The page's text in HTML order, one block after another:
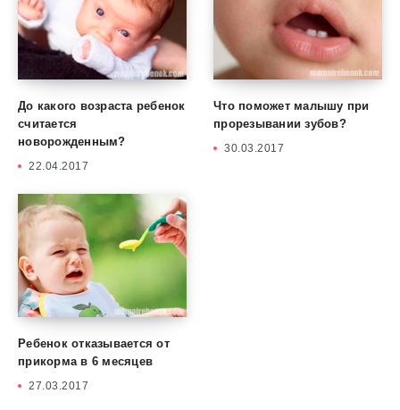
До какого возраста ребенок
считается
новорожденным?
22.04.2017
Что поможет малышу при
прорезывании зубов?
30.03.2017
Ребенок отказывается от
прикорма в 6 месяцев
27.03.2017